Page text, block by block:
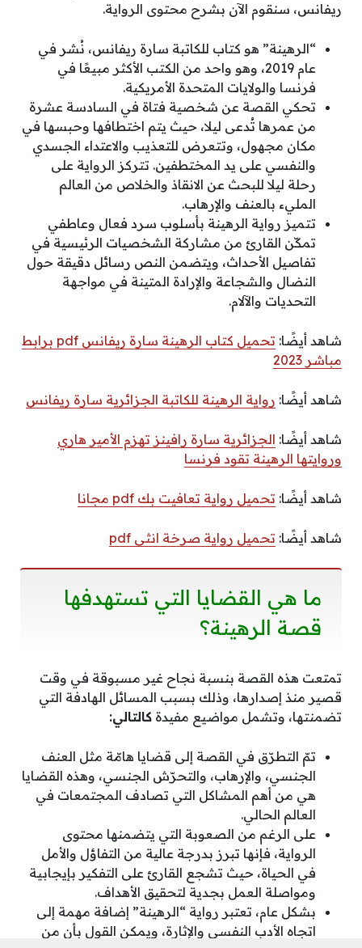
ريفانس، سنقوم الآن بشرح محتوى الرواية.
“الرهينة” هو كتاب للكاتبة سارة ريفانس، نُشر في
عام 2019، وهو واحد من الكتب الأكثر مبيعًا في
فرنسا والولايات المتحدة الأمريكية.
تحكي القصة عن شخصية فتاة في السادسة عشرة
من عمرها تُدعى ليلا، حيث يتم اختطافها وحبسها في
مكان مجهول، وتتعرض للتعذيب والاعتداء الجسدي
والنفسي على يد المختطفين. تتركز الرواية على
رحلة ليلا للبحث عن الانقاذ والخلاص من العالم
المليء بالعنف والإرهاب.
تتميز رواية الرهينة بأسلوب سرد فعال وعاطفي
تمكّن القارئ من مشاركة الشخصيات الرئيسية في
تفاصيل الأحداث، ويتضمن النص رسائل دقيقة حول
النضال والشجاعة والإرادة المتينة في مواجهة
التحديات والآلام.
شاهد أيضًا:
تحميل كتاب الرهينة سارة ريفانس pdf برابط
مباشر 2023
شاهد أيضًا: رواية الرهينة للكاتبة الجزائرية سارة ريفانس
شاهد أيضًا: الجزائرية سارة رافينز تهزم الأمير هاري
وروايتها الرهينة تقود فرنسا
شاهد أيضًا: تحميل رواية تعافيت بك pdf مجانا
شاهد أيضًا: تحميل رواية صرخة انثى pdf
ما هي القضايا التي تستهدفها
قصة الرهينة؟
تمتعت هذه القصة بنسبة نجاح غير مسبوقة في وقت
قصير منذ إصدارها، وذلك بسبب المسائل الهادفة التي
تضمنتها، وتشمل مواضيع مفيدة كالتالي:
تمّ التطرّق في القصة إلى قضايا هامّة مثل العنف
الجنسي، والإرهاب، والتحرّش الجنسي، وهذه القضايا
هي من أهم المشاكل التي تصادف المجتمعات في
العالم الحالي.
على الرغم من الصعوبة التي يتضمنها محتوى
الرواية، فإنها تبرز بدرجة عالية من التفاؤل والأمل
في الحياة، حيث تشجع القارئ على التفكير بإيجابية
ومواصلة العمل بجدية لتحقيق الأهداف.
بشكل عام، تعتبر رواية “الرهينة” إضافة مهمة إلى
اتجاه الأدب النفسي والإثارة، ويمكن القول بأن من